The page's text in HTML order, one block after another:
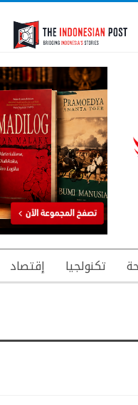
تكنولجيا إقتصاد